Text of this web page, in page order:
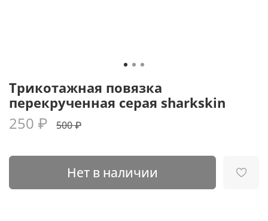
Трикотажная повязка
перекрученная серая sharkskin
250 ₽ 500 ₽
Нет в наличии